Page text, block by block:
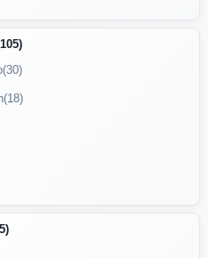
toàn thân hoặc đồ chơi
đầu ti cực khoái.
(30)
(18)